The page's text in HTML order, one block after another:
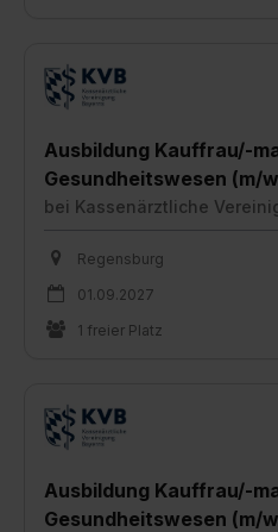
Ausbildung Kauffrau/-
Gesundheitswesen (m/
bei Kassenärztliche
Regensburg
01.09.2027
1 freier Platz
Ausbildung Kauffrau/-
Gesundheitswesen (m/